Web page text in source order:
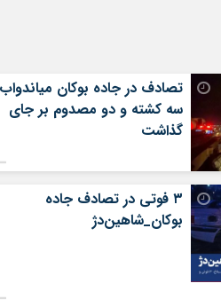
تصادف در جاده بوکان
سه کشته و دو مصدوم بر جای
گذاشت
۳ فوتی در تصادف جاده
بوکان_شاهین‌دژ